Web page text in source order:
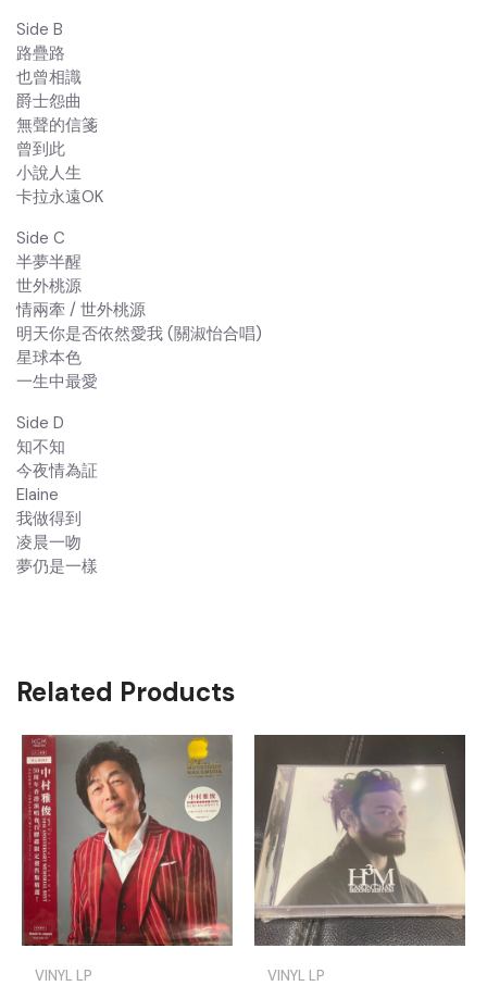
Side B
路疊路
也曾相識
爵士怨曲
無聲的信箋
曾到此
小說人生
卡拉永遠OK
Side C
半夢半醒
世外桃源
情兩牽 / 世外桃源
明天你是否依然愛我 (關淑怡合唱)
星球本色
一生中最愛
Side D
知不知
今夜情為証
Elaine
我做得到
凌晨一吻
夢仍是一樣
Related Products
VINYL LP VINYL LP